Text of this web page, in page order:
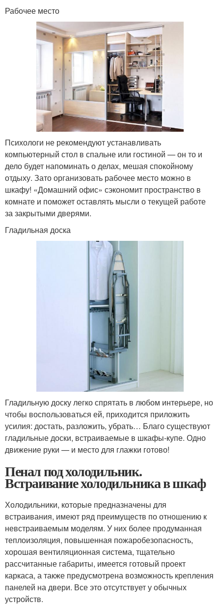
Рабочее место
Психологи не рекомендуют устанавливать
компьютерный стол в спальне или гостиной — он то и
дело будет напоминать о делах, мешая спокойному
отдыху. Зато организовать рабочее место можно в
шкафу! «Домашний офис» сэкономит пространство в
комнате и поможет оставлять мысли о текущей работе
за закрытыми дверями.
Гладильная доска
Гладильную доску легко спрятать в любом интерьере, но
чтобы воспользоваться ей, приходится приложить
усилия: достать, разложить, убрать… Благо существуют
гладильные доски, встраиваемые в шкафы-купе. Одно
движение руки — и место для глажки готово!
Пенал под холодильник.
Встраивание холодильника в шкаф
Холодильники, которые предназначены для
встраивания, имеют ряд преимуществ по отношению к
невстраиваемым моделям. У них более продуманная
теплоизоляция, повышенная пожаробезопасность,
хорошая вентиляционная система, тщательно
рассчитанные габариты, имеется готовый проект
каркаса, а также предусмотрена возможность крепления
панелей на двери. Все это отсутствует у обычных
устройств.